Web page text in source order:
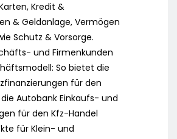
Kredit &
& Geldanlage, Vermögen
Schutz & Vorsorge.
und Firmenkunden
So bietet die
für den
Autobank Einkaufs- und
für den Kfz-Handel
für Klein- und